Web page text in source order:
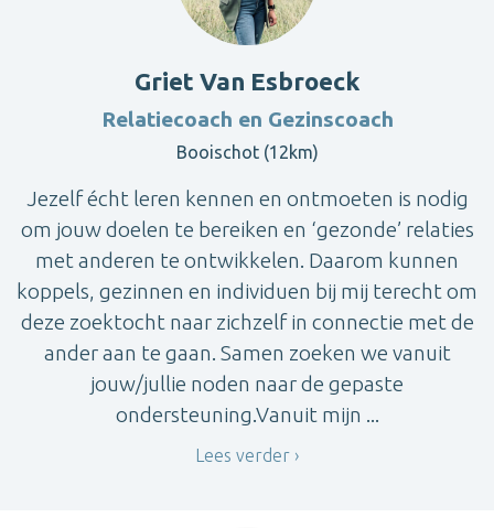
Griet Van Esbroeck
Relatiecoach en Gezinscoach
Booischot (12km)
Jezelf écht leren kennen en ontmoeten is nodig
om jouw doelen te bereiken en ‘gezonde’ relaties
met anderen te ontwikkelen. Daarom kunnen
koppels, gezinnen en individuen bij mij terecht om
deze zoektocht naar zichzelf in connectie met de
ander aan te gaan. Samen zoeken we vanuit
jouw/jullie noden naar de gepaste
ondersteuning.Vanuit mijn ...
Lees verder